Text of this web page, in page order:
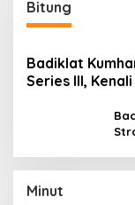
Bitung
Badiklat
Series III,
Minut